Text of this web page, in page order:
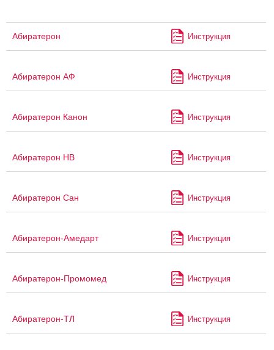
Абиратерон Инструкция
Абиратерон АФ Инструкция
Абиратерон Канон Инструкция
Абиратерон НВ Инструкция
Абиратерон Сан Инструкция
Абиратерон-Амедарт Инструкция
Абиратерон-Промомед Инструкция
Абиратерон-ТЛ Инструкция